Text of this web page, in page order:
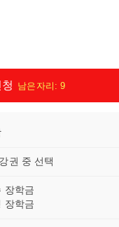
남은자리: 9
권 중 선택
장학금
장학금